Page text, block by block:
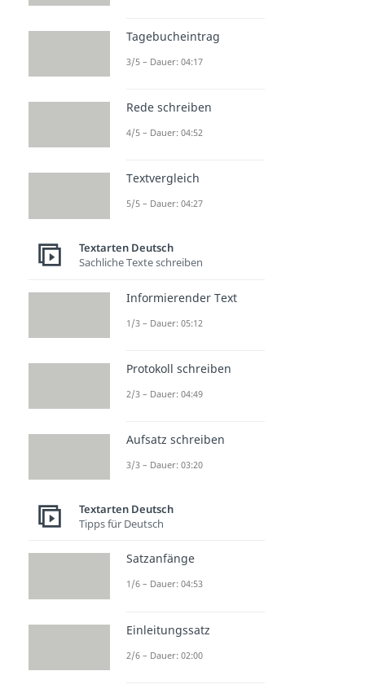
Tagebucheintrag
3/5 – Dauer: 04:17
Rede schreiben
4/5 – Dauer: 04:52
Textvergleich
5/5 – Dauer: 04:27
Textarten Deutsch
Sachliche Texte schreiben
Informierender Text
1/3 – Dauer: 05:12
Protokoll schreiben
2/3 – Dauer: 04:49
Aufsatz schreiben
3/3 – Dauer: 03:20
Textarten Deutsch
Tipps für Deutsch
Satzanfänge
1/6 – Dauer: 04:53
Einleitungssatz
2/6 – Dauer: 02:00